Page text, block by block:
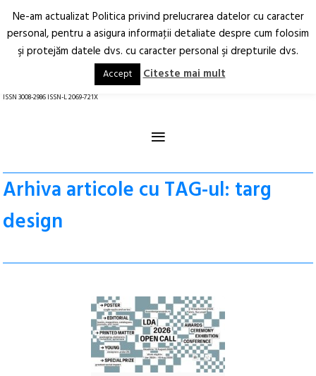
Arhitectură.
Oraș.
RO EN
ISSN 3008-2986 ISSN-L 2069-721X
≡
Arhiva articole cu TAG-ul: targ
design
Ne-am actualizat Politica privind prelucrarea datelor cu caracter
personal, pentru a asigura informaţii detaliate despre cum folosim
şi protejăm datele dvs. cu caracter personal şi drepturile dvs.
Accept Citeste mai mult